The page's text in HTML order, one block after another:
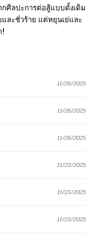
ศิลปะการต่อสู้แบบดั้งเดิม
และชั่วร้าย แต่หยุนเย่และ
!
11/26/2025
11/26/2025
11/26/2025
11/23/2025
11/23/2025
11/23/2025